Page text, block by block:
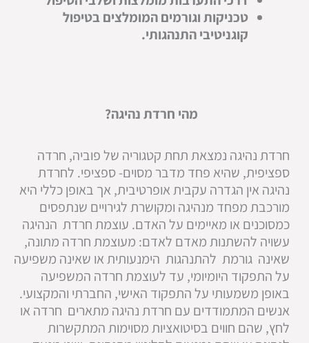
טכניקות וגורמים המומלצים בטיפול
קוגניטיבי התנהגותי.
מהי חרדת נהיגה?
חרדת נהיגה נמצאת תחת קטגוריה של פוביה, חרדה
ספציפית, שהיא פחד מדבר מסוים- ספציפי. לחרדת
נהיגה אין הגדרה עקבית אופרטיבית, אך באופן כללי היא
מורכבת מפחד מנהיגה ומקושרת לגירויים שנתפסים
כמסוכנים או מאיימים על האדם. עוצמת חרדת הנהיגה
עשויה להשתנות מאדם לאדם: מעוצמת חרדה מתונה,
שאינה גורמת להתנהגות הימנעותית או שאינה משפיעה
על התפקוד היומיומי, עד לעוצמת חרדה המשפיעה
באופן משמעותי על התפקוד האישי, החברתי והמקצועי.
אנשים המתמודדים עם חרדת נהיגה מתארים חרדה או
לחץ, שהם חווים בסיטואציות מסוימות המתקשרות